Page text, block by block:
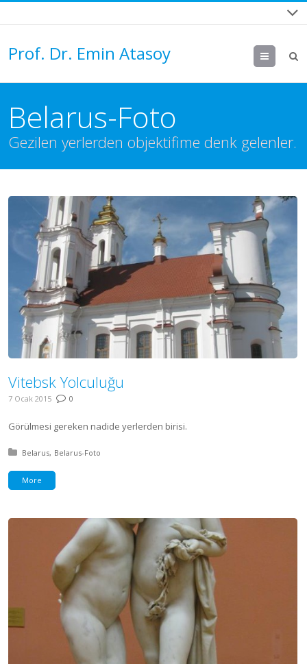
Prof. Dr. Emin Atasoy Menu
Belarus-Foto
Gezilen yerlerden objektifime denk gelenler.
Vitebsk Yolculuğu
7 Ocak 2015 0
Görülmesi gereken nadide yerlerden birisi.
Posted in:
Belarus Belarus-Foto
More